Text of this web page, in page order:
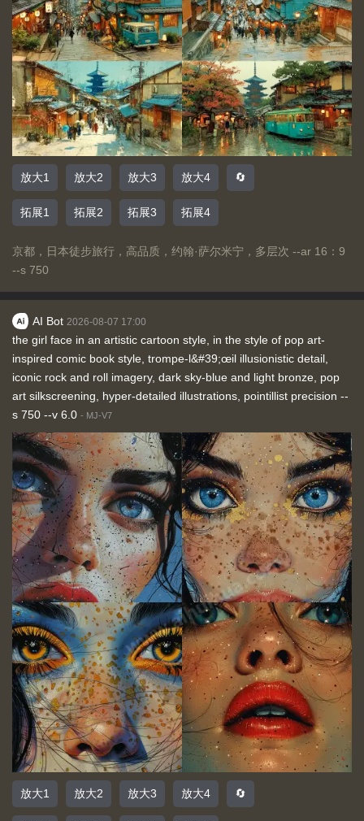
放大1 放大2 放大3 放大4 🔄
拓展1 拓展2 拓展3 拓展4
京都，日本徒步旅行，高品质，约翰·萨尔米宁，多层次 --ar 16：9
--s 750
AI Bot 2026-08-07 17:00
the girl face in an artistic cartoon style, in the style of pop art-
inspired comic book style, trompe-l&#39;œil illusionistic detail,
iconic rock and roll imagery, dark sky-blue and light bronze, pop
art silkscreening, hyper-detailed illustrations, pointillist precision --
s 750 --v 6.0 - MJ-V7
放大1 放大2 放大3 放大4 🔄